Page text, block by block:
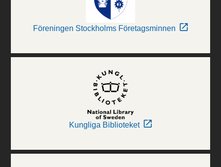
Föreningen Stockholms Företagsminnen
Kungliga Biblioteket